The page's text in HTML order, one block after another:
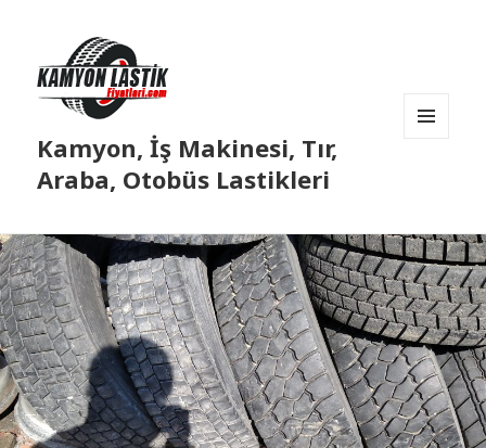
Kamyon, İş Makinesi, Tır,
Araba, Otobüs Lastikleri